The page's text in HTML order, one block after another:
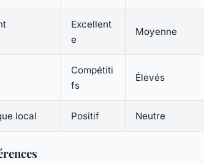
Excellent
e
Moyenne
Compétiti
fs
Élevés
local Positif Neutre